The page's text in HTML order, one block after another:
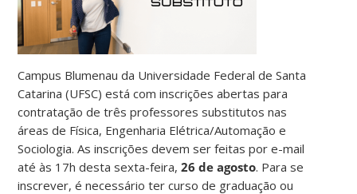
Campus Blumenau da Universidade Federal de Santa
Catarina (UFSC) está com inscrições abertas para
contratação de três professores substitutos nas
áreas de Física, Engenharia Elétrica/Automação e
Sociologia. As inscrições devem ser feitas por e-mail
até às 17h desta sexta-feira,26 de agosto. Para se
inscrever, é necessário ter curso de graduação ou